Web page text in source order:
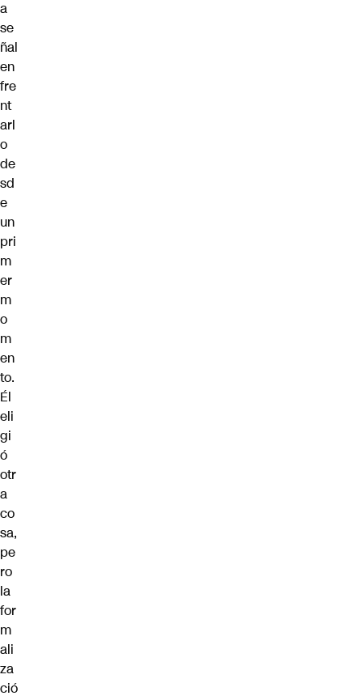
a
se
ñal
en
fre
nt
arl
o
de
sd
e
un
pri
m
er
m
o
m
en
to.
Él
eli
gi
ó
otr
a
co
sa,
pe
ro
la
for
m
ali
za
ció